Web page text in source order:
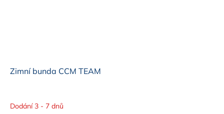
Zimní bunda CCM TEAM
Dodání 3 - 7 dnů